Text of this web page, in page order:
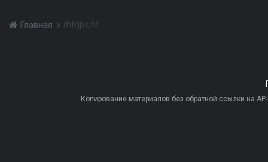
Главная rhfrjpz,hf
Копирование материалов без обратной ссылки на